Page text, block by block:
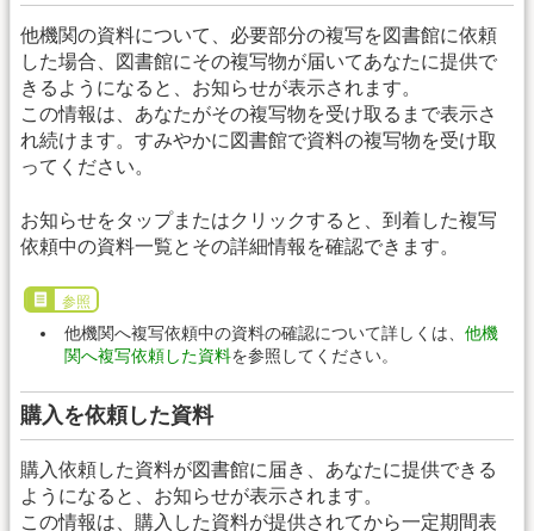
他機関の資料について、必要部分の複写を図書館に依頼
した場合、図書館にその複写物が届いてあなたに提供で
きるようになると、お知らせが表示されます。
この情報は、あなたがその複写物を受け取るまで表示さ
れ続けます。すみやかに図書館で資料の複写物を受け取
ってください。
お知らせをタップまたはクリックすると、到着した複写
依頼中の資料一覧とその詳細情報を確認できます。
参照
他機関へ複写依頼中の資料の確認について詳しくは、 他機
関へ複写依頼した資料を参照してください。
購入を依頼した資料
購入依頼した資料が図書館に届き、あなたに提供できる
ようになると、お知らせが表示されます。
この情報は、購入した資料が提供されてから一定期間表